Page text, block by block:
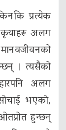
प्रत्येक
अलग
। त्यसैको
अलग
भएको,
हुन्छन्